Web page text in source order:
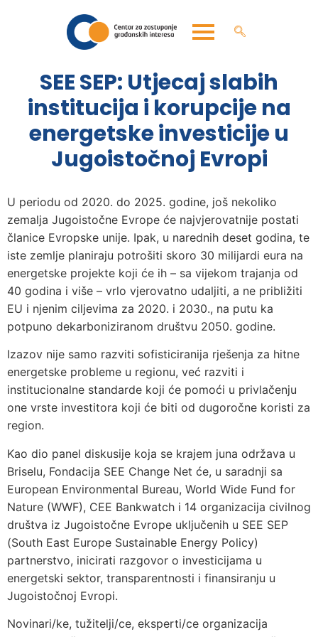
SEE SEP: Utjecaj slabih
institucija i korupcije na
energetske investicije u
Jugoistočnoj Evropi
U periodu od 2020. do 2025. godine, još nekoliko
zemalja Jugoistočne Evrope će najvjerovatnije postati
članice Evropske unije. Ipak, u narednih deset godina, te
iste zemlje planiraju potrošiti skoro 30 milijardi eura na
energetske projekte koji će ih – sa vijekom trajanja od
40 godina i više – vrlo vjerovatno udaljiti, a ne približiti
EU i njenim ciljevima za 2020. i 2030., na putu ka
potpuno dekarboniziranom društvu 2050. godine.
Izazov nije samo razviti sofisticiranija rješenja za hitne
energetske probleme u regionu, već razviti i
institucionalne standarde koji će pomoći u privlačenju
one vrste investitora koji će biti od dugoročne koristi za
region.
Kao dio panel diskusije koja se krajem juna održava u
Briselu, Fondacija SEE Change Net će, u saradnji sa
European Environmental Bureau, World Wide Fund for
Nature (WWF), CEE Bankwatch i 14 organizacija civilnog
društva iz Jugoistočne Evrope uključenih u SEE SEP
(South East Europe Sustainable Energy Policy)
partnerstvo, inicirati razgovor o investicijama u
energetski sektor, transparentnosti i finansiranju u
Jugoistočnoj Evropi.
Novinari/ke, tužitelji/ce, eksperti/ce organizacija